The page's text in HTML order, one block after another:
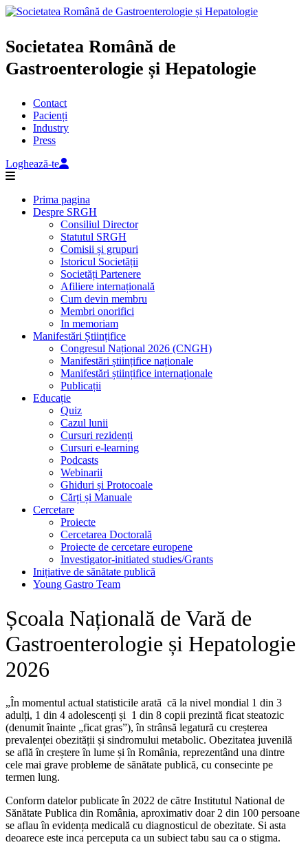
Societatea Română de
Gastroenterologie și Hepatologie
Contact
Pacienți
Industry
Press
Loghează-te
Prima pagina
Despre SRGH
Consiliul Director
Statutul SRGH
Comisii și grupuri
Istoricul Societății
Societăți Partenere
Afiliere internațională
Cum devin membru
Membri onorifici
In memoriam
Manifestări Științifice
Congresul Național 2026 (CNGH)
Manifestări științifice naționale
Manifestări științifice internaționale
Publicații
Educație
Quiz
Cazul lunii
Cursuri rezidenți
Cursuri e-learning
Podcasts
Webinarii
Ghiduri și Protocoale
Cărți și Manuale
Cercetare
Proiecte
Cercetarea Doctorală
Proiecte de cercetare europene
Investigator-initiated studies/Grants
Inițiative de sănătate publică
Young Gastro Team
Școala Națională de Vară de
Gastroenterologie și Hepatologie
2026
„În momentul actual statisticile arată că la nivel mondial 1 din 3
adulți, 1 din 4 adolescenți și 1 din 8 copii prezintă ficat steatozic
(denumit înainte „ficat gras”), în strânsă legatură cu creșterea
prevalenței obezității și sindromului metabolic. Obezitatea juvenilă
se află în creștere în lume și în România, reprezentând una dintre
cele mai grave probleme de sănătate publică, cu consecinte pe
termen lung.
Conform datelor publicate în 2022 de către Institutul National de
Sănătate Publica din România, aproximativ doar 2 din 100 persoane
se aflau în evidența medicală cu diagnosticul de obezitate. Si asta
deoarece este inca perceputa ca un subiect tabu sau ca o stigma.